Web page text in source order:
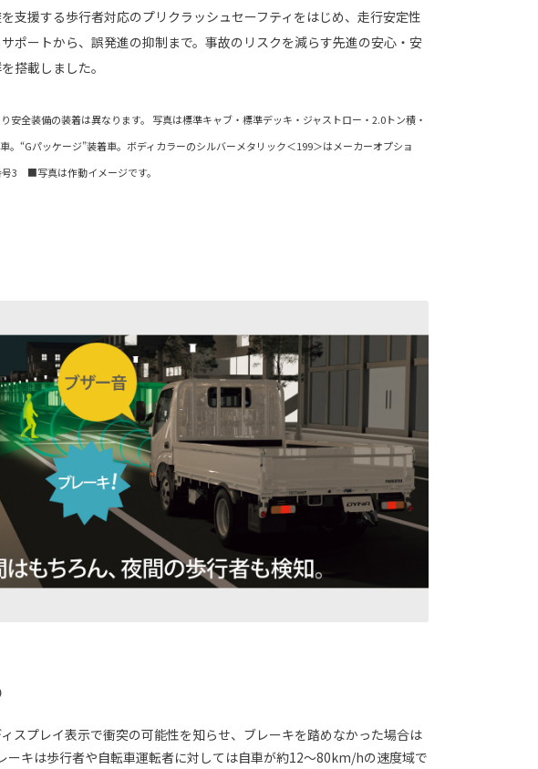
支援する歩行者対応のプリクラッシュセーフティをはじめ、走行安定性
ポートから、誤発進の抑制まで。事故のリスクを減らす先進の安心・安
搭載しました。
安全装備の装着は異なります。 写真は標準キャブ・標準デッキ・ジャストロー・2.0トン積・
。“Gパッケージ”装着車。ボディカラーのシルバーメタリック＜199＞はメーカーオプショ
号3 ■写真は作動イメージです。
スプレイ表示で衝突の可能性を知らせ、ブレーキを踏めなかった場合は
キは歩行者や自転車運転者に対しては自車が約12〜80km/hの速度域で